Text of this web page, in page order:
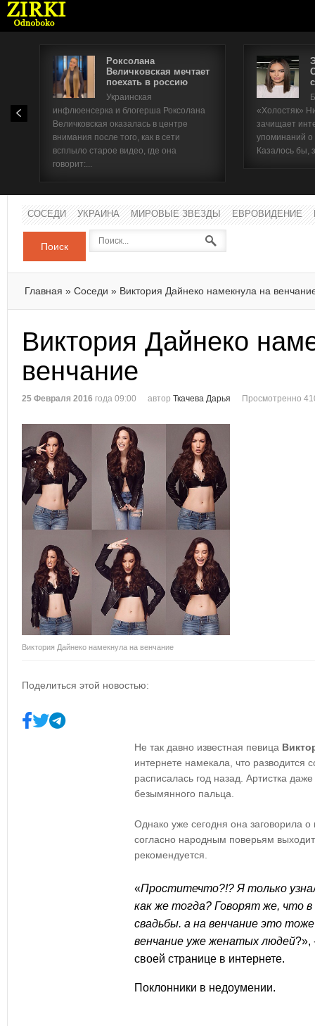
Роксолана
Величковская мечтает
поехать в россию
Украинская
инфлюенсерка и блогерша Роксолана
Величковская оказалась в центре
внимания после того, как в сети
всплыло старое видео, где она
говорит:...
«Холостяк»
зачищает
упоминаний
Казалось бы,
СОСЕДИ УКРАИНА МИРОВЫЕ ЗВЕЗДЫ ЕВРОВИДЕНИЕ
Поиск
Главная » Соседи » Виктория Дайнеко намекнула на
Виктория Дайнеко
венчание
25 Февраля 2016 года 09:00 автор Ткачева Дарья Просмотренно
Виктория Дайнеко намекнула на венчание
Поделиться этой новостью:
Не так давно известная певица
интернете намекала, что разводится
расписалась год назад. Артистка
безымянного пальца.
Однако уже сегодня она заговорила о
согласно народным поверьям
рекомендуется.
«Проститечто?!? Я только
как же тогда? Говорят же, что
свадьбы. а на венчание это
венчание уже женатых людей?»,
своей странице в интернете.
Поклонники в недоумении.
Имя